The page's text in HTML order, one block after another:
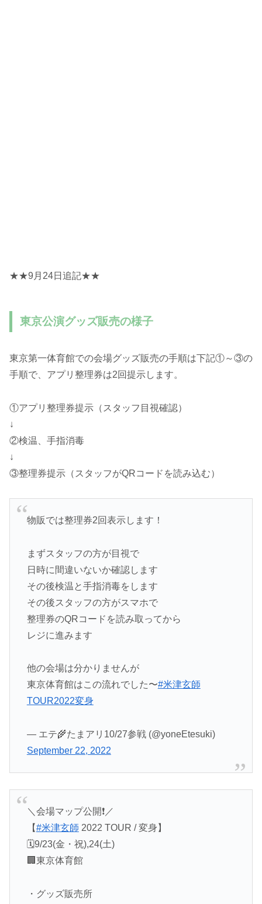
★★9月24日追記★★
東京公演グッズ販売の様子
東京第一体育館での会場グッズ販売の手順は下記①～③の
手順で、アプリ整理券は2回提示します。
①アプリ整理券提示（スタッフ目視確認）
↓
②検温、手指消毒
↓
③整理券提示（スタッフがQRコードを読み込む）
物販では整理券2回表示します！
まずスタッフの方が目視で
日時に間違いないか確認します
その後検温と手指消毒をします
その後スタッフの方がスマホで
整理券のQRコードを読み取ってから
レジに進みます
他の会場は分かりませんが
東京体育館はこの流れでした〜#米津玄師
TOUR2022変身
— エテ🌾たまアリ10/27参戦 (@yoneEtesuki)
September 22, 2022
＼会場マップ公開❗️／
【#米津玄師 2022 TOUR / 変身】
🗓9/23(金・祝),24(土)
🏢東京体育館
・グッズ販売所